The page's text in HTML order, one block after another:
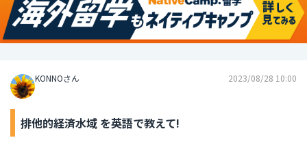
KONNOさん 2023/08/28 10:00
排他的経済水域 を英語で教えて!